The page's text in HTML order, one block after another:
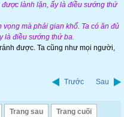
được lành lặn, ấy là điều sướng thứ
mà phải gian khổ. Ta có ăn đủ
là điều sướng thứ ba.
được. Ta cũng như mọi người,
Trước Sau
Trang sau Trang cuối